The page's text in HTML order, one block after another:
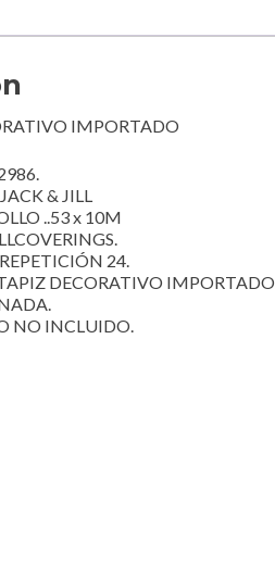
IMPORTADO
& JILL
..53 x 10M
24.
DECORATIVO
NO INCLUIDO.